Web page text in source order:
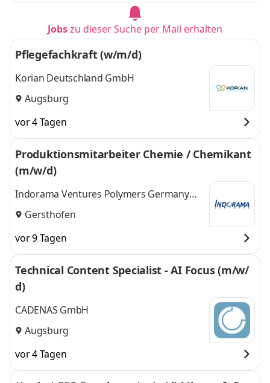
Jobszu dieser Suche per Mail erhalten
Pflegefachkraft (w/m/d)
Korian Deutschland GmbH
Augsburg
vor 4 Tagen
Produktionsmitarbeiter Chemie / Chemikant
(m/w/d)
Indorama Ventures Polymers Germany
GmbH
Gersthofen
vor 9 Tagen
Technical Content Specialist - AI Focus (m/w/
d)
CADENAS GmbH
Augsburg
vor 4 Tagen